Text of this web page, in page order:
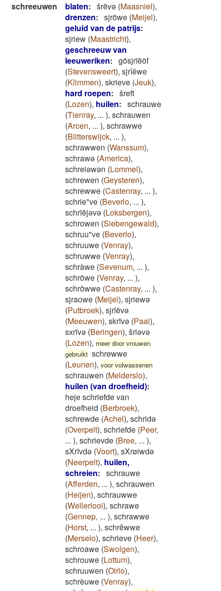
schreeuwen
blaten: šrēvǝ (Maasniel),
drenzen: sjröwe (Meijel),
geluid van de patrijs:
sjriew (Maastricht),
geschreeuw van
leeuweriken: gösjrīēöf
(Stevensweert), sjrîêwe
(Klimmen), skrieve (Jeuk),
hard roepen: šreft
(Lozen), huilen: schrauwe
(Tienray, ... ), schrauwen
(Arcen, ... ), schrawwe
(Blitterswijck, ... ),
schrawwen (Wanssum),
schrawə (America),
schreiəwən (Lommel),
schrewen (Geysteren),
schrewwe (Castenray, ... ),
schrie"ve (Beverlo, ... ),
schrīējəvə (Loksbergen),
schrowen (Siebengewald),
schruu"ve (Beverlo),
schruuwe (Venray),
schruwwe (Venray),
schràwe (Sevenum, ... ),
schröwe (Venray, ... ),
schröwwe (Castenray, ... ),
sjraowe (Meijel), sjriewə
(Putbroek), sjrīēvə
(Meeuwen), skrīvə (Paal),
sxrīvə (Beringen), šriəvə
(Lozen), meer door vrouwen
gebruikt schrewwe
(Leunen), voor volwassenen
schrauwen (Melderslo),
huilen (van droefheid):
heje schriefde van
droefheid (Berbroek),
schrewde (Achel), schridə
(Overpelt), schriefde (Peer,
... ), schrievde (Bree, ... ),
sXrīvdə (Voort), sXrøiwdə
(Neerpelt), huilen,
schreien: schrauwe
(Afferden, ... ), schrauwen
(Heijen), schrauwwe
(Wellerlooi), schrawe
(Gennep, ... ), schrawwe
(Horst, ... ), schrĕwwe
(Merselo), schrieve (Heer),
schroawe (Swolgen),
schrouwe (Lottum),
schruuwen (Oirlo),
schrèuwe (Venray),